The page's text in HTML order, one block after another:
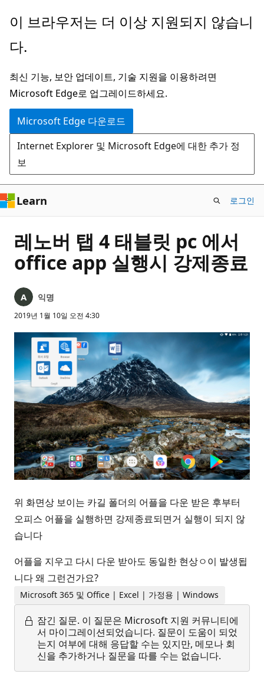
주
콘
츠
로
건
너
뛰
기
이 브라우저는 더 이상 지원되지 않습니
다.
최신 기능, 보안 업데이트, 기술 지원을 이용하려면
Microsoft Edge로 업그레이드하세요.
Microsoft Edge 다운로드
Internet Explorer 및 Microsoft Edge에 대한 추가 정
보
Learn 로그인
레노버 탭 4 태블릿 pc 에서
office app 실행시 강제종료
익명
2019년 1월 10일 오전 4:30
위 화면상 보이는 카길 폴더의 어플을 다운 받은 후부터
오피스 어플을 실행하면 강제종료되면거 실행이 되지 않
습니다
어플을 지우고 다시 다운 받아도 동일한 현상ㅇ이 발생됩
니다 왜 그런건가요?
Microsoft 365 및 Office | Excel | 가정용 | Windows
잠긴 질문. 이 질문은 Microsoft 지원 커뮤니티에
서 마이그레이션되었습니다. 질문이 도움이 되었
는지 여부에 대해 응답할 수는 있지만, 메모나 회
신을 추가하거나 질문을 따를 수는 없습니다.